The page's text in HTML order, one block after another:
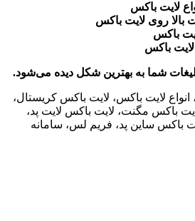
لایت باکس
بالا روی لایت باکس
باکس
باکس
شما به بهترین شکل دیده می‌شود.
انواع لایت باکس، لایت باکس کریستال،
باکس مگنت، لایت باکس لایت پد،
باکس ساین پد، فریم لس، سامانه